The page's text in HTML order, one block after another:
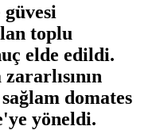
toplu
elde edildi.
domates
yöneldi.